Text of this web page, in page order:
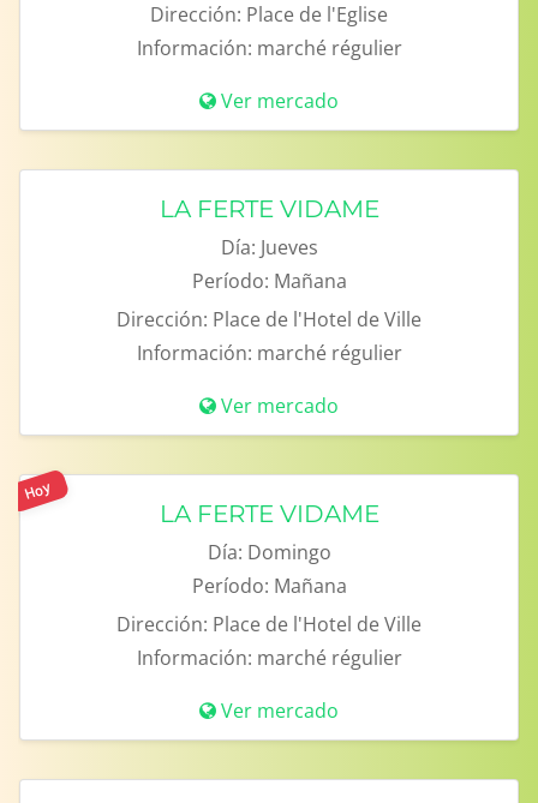
Dirección: Place de l'Eglise
Información: marché régulier
Ver mercado
LA FERTE VIDAME
Día: Jueves
Período: Mañana
Dirección: Place de l'Hotel de Ville
Información: marché régulier
Ver mercado
Hoy
LA FERTE VIDAME
Día: Domingo
Período: Mañana
Dirección: Place de l'Hotel de Ville
Información: marché régulier
Ver mercado